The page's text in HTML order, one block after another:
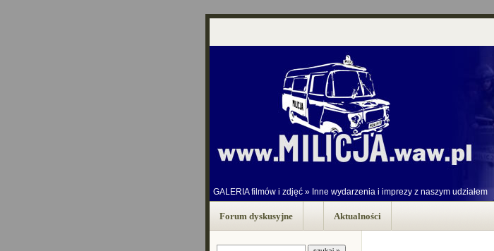
GALERIA filmów i zdjęć » Inne wydarzenia i imprezy z naszym udziałem
Forum dyskusyjne Aktualności